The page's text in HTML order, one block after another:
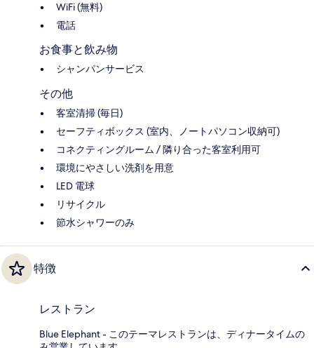
WiFi (無料)
電話
お食事と飲み物
シャンパンサービス
その他
客室清掃 (毎日)
セーフティボックス (室内、ノートパソコン収納可)
コネクティングルーム / 隣り合った客室利用可
環境にやさしい洗剤を用意
LED 電球
リサイクル
節水シャワーのみ
特徴
レストラン
Blue Elephant - このテーマレストランは、ディナータイムの